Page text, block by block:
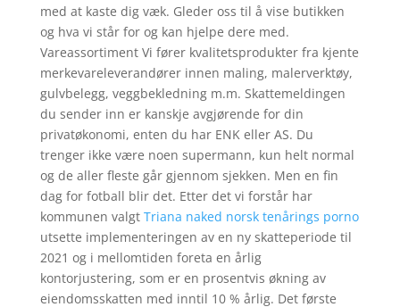
med at kaste dig væk. Gleder oss til å vise butikken
og hva vi står for og kan hjelpe dere med.
Vareassortiment Vi fører kvalitetsprodukter fra kjente
merkevareleverandører innen maling, malerverktøy,
gulvbelegg, veggbekledning m.m. Skattemeldingen
du sender inn er kanskje avgjørende for din
privatøkonomi, enten du har ENK eller AS. Du
trenger ikke være noen supermann, kun helt normal
og de aller fleste går gjennom sjekken. Men en fin
dag for fotball blir det. Etter det vi forstår har
kommunen valgt Triana naked norsk tenårings porno
utsette implementeringen av en ny skatteperiode til
2021 og i mellomtiden foreta en årlig
kontorjustering, som er en prosentvis økning av
eiendomsskatten med inntil 10 % årlig. Det første